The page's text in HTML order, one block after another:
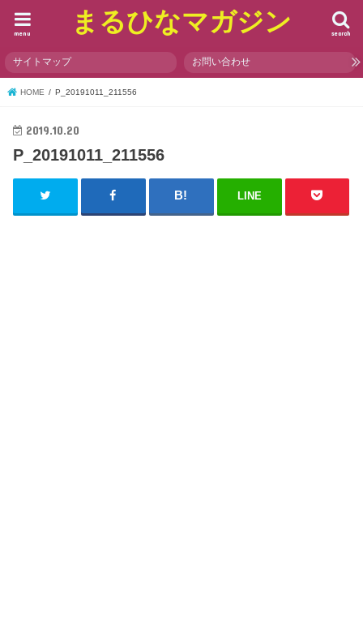
まるひなマガジン search
menu
サイトマップ お問い合わせ
HOME P_20191011_211556
2019.10.20
P_20191011_211556
LINE